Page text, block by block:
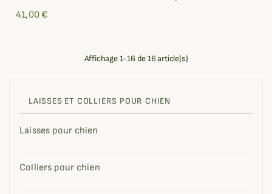
LAISSES ET COLLIERS POUR CHIEN
Laisses pour chien
Colliers pour chien
41,00 €
Affichage 1-16 de 16 article(s)